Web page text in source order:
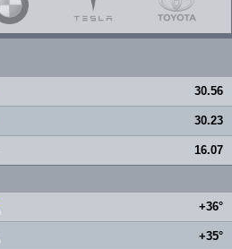
30.56
30.23
16.07
+36°
+35°